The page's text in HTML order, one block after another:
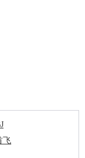
飞